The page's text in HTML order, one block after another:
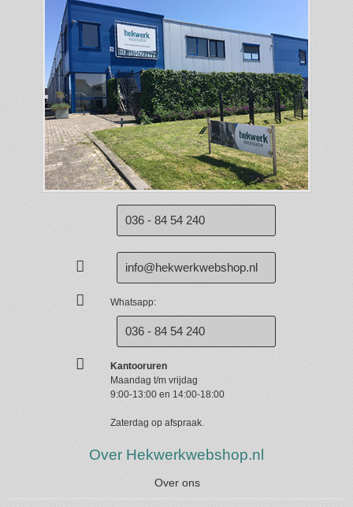
036 - 84 54 240
info@hekwerkwebshop.nl
Whatsapp:
036 - 84 54 240
Kantooruren
Maandag t/m vrijdag
9:00-13:00 en 14:00-18:00
Zaterdag op afspraak.
Over Hekwerkwebshop.nl
Over ons